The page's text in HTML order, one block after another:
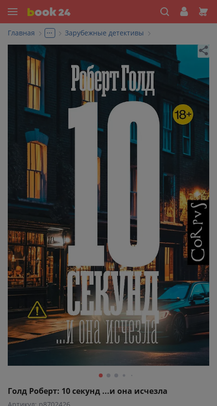
Главная ... Зарубежные детективы
Голд Роберт: 10 секунд ...и она исчезла